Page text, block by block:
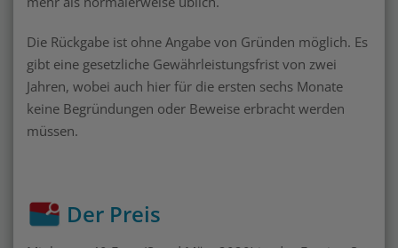
Die Rückgabe ist ohne Angabe von Gründen möglich. Es
gibt eine gesetzliche Gewährleistungsfrist von zwei
Jahren, wobei auch hier für die ersten sechs Monate
keine Begründungen oder Beweise erbracht werden
müssen.
Der Preis